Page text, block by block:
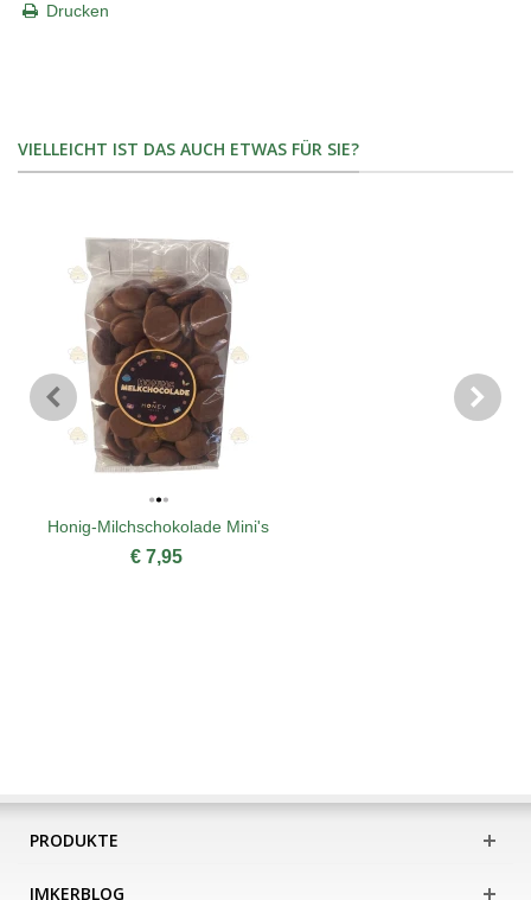
Drucken
VIELLEICHT IST DAS AUCH ETWAS FÜR SIE?
Honig-Milchschokolade Mini's
€ 7,95
PRODUKTE
IMKERBLOG